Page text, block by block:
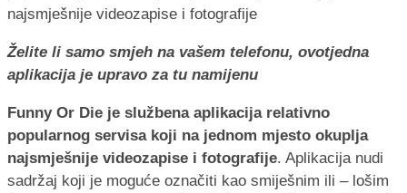
Želite li samo smjeh na vašem telefonu, ovotjedna
aplikacija je upravo za tu namijenu
Funny Or Die je službena aplikacija relativno
popularnog servisa koji na jednom mjesto okuplja
najsmješnije videozapise i fotografije. Aplikacija nudi
sadržaj koji je moguće označiti kao smiješnim ili – lošim